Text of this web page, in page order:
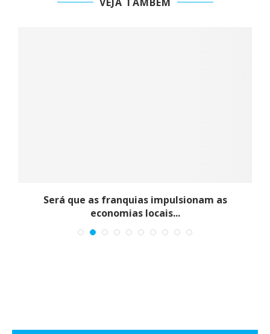
VEJA TAMBÉM
Será que as franquias impulsionam as
economias locais...